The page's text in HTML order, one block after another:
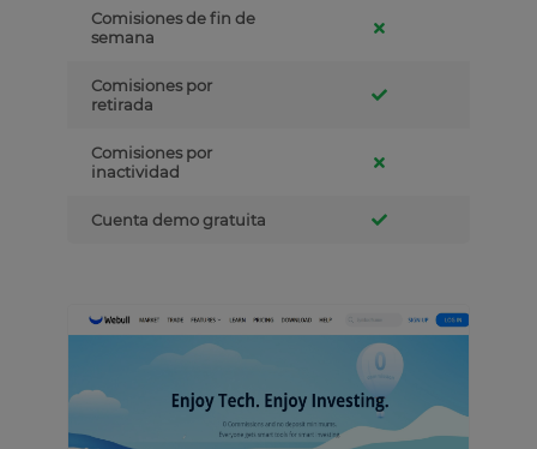
Comisiones de fin de
semana
Comisiones por
retirada
Comisiones por
inactividad
Cuenta demo gratuita